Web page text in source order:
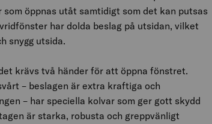
öppnas utåt samtidigt som det kan putsas
har dolda beslag på utsidan, vilket
snygg utsida.
krävs två händer för att öppna fönstret.
– beslagen är extra kraftiga och
– har speciella kolvar som ger gott skydd
är starka, robusta och greppvänligt